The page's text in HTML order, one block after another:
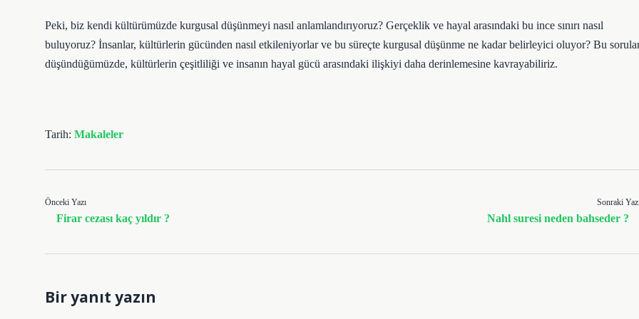
Peki, biz kendi kültürümüzde kurgusal düşünmeyi nasıl anlamlandırıyoruz? Gerçeklik ve hayal arasındaki bu ince sınırı nasıl
buluyoruz? İnsanlar, kültürlerin gücünden nasıl etkileniyorlar ve bu süreçte kurgusal düşünme ne kadar belirleyici oluyor? Bu
düşündüğümüzde, kültürlerin çeşitliliği ve insanın hayal gücü arasındaki ilişkiyi daha derinlemesine kavrayabiliriz.
Tarih: Makaleler
Önceki Yazı
Firar cezası kaç yıldır ?
Sonraki
Nahl suresi neden bahseder ?
Bir yanıt yazın